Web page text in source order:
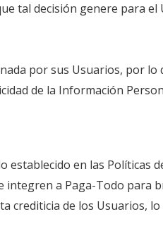
tal decisión genere para
por sus Usuarios, por lo
de la Información
en las Políticas
a Paga-Todo para
crediticia de los Usuarios,